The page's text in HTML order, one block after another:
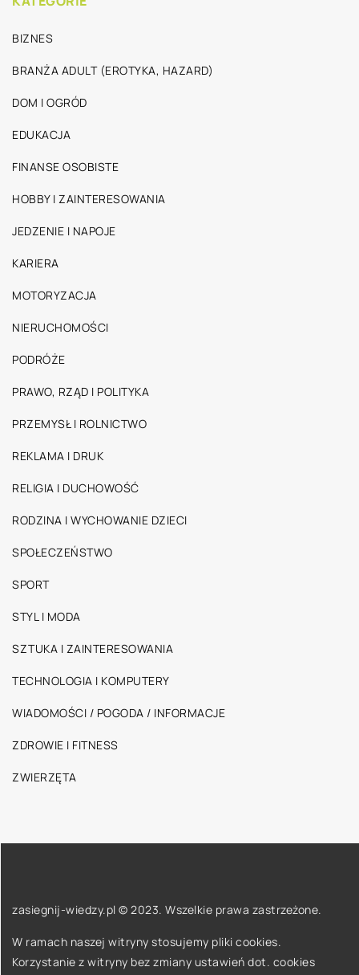
BIZNES
BRANŻA ADULT (EROTYKA, HAZARD)
DOM I OGRÓD
EDUKACJA
FINANSE OSOBISTE
HOBBY I ZAINTERESOWANIA
JEDZENIE I NAPOJE
KARIERA
MOTORYZACJA
NIERUCHOMOŚCI
PODRÓŻE
PRAWO, RZĄD I POLITYKA
PRZEMYSŁ I ROLNICTWO
REKLAMA I DRUK
RELIGIA I DUCHOWOŚĆ
RODZINA I WYCHOWANIE DZIECI
SPOŁECZEŃSTWO
SPORT
STYL I MODA
SZTUKA I ZAINTERESOWANIA
TECHNOLOGIA I KOMPUTERY
WIADOMOŚCI / POGODA / INFORMACJE
ZDROWIE I FITNESS
ZWIERZĘTA
zasiegnij-wiedzy.pl © 2023. Wszelkie prawa zastrzeżone.
W ramach naszej witryny stosujemy pliki cookies.
Korzystanie z witryny bez zmiany ustawień dot. cookies